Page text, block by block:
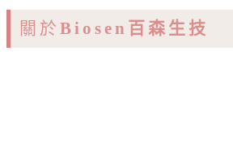
關於 Biosen百森生技